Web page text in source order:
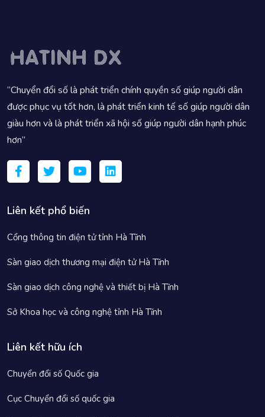
“Chuyển đổi số là phát triển chính quyền số giúp người dân
được phục vụ tốt hơn, là phát triển kinh tế số giúp người dân
giàu hơn và là phát triển xã hội số giúp người dân hạnh phúc
hơn”
Liên kết phổ biến
Cổng thông tin điện tử tỉnh Hà Tĩnh
Sàn giao dịch thương mại điện tử Hà Tĩnh
Sàn giao dịch công nghệ và thiết bị Hà Tĩnh
Sở Khoa học và công nghệ tỉnh Hà Tĩnh
Liên kết hữu ích
Chuyển đổi số Quốc gia
Cục Chuyển đổi số quốc gia